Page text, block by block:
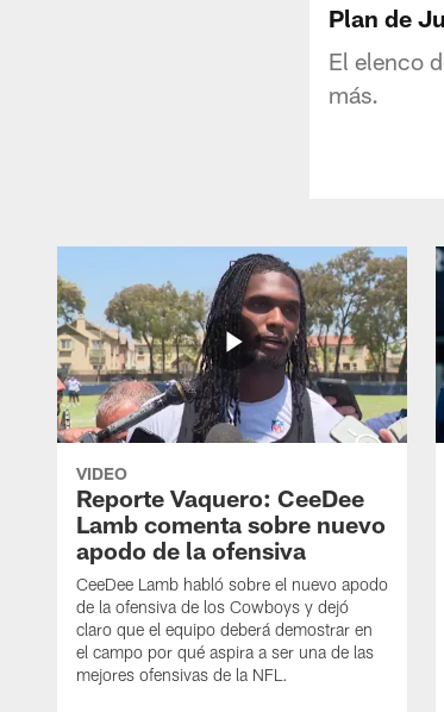
Plan de
El elenco
más.
VIDEO
Reporte Vaquero: CeeDee
Lamb comenta sobre nuevo
apodo de la ofensiva
CeeDee Lamb habló sobre el nuevo apodo
de la ofensiva de los Cowboys y dejó
claro que el equipo deberá demostrar en
el campo por qué aspira a ser una de las
mejores ofensivas de la NFL.